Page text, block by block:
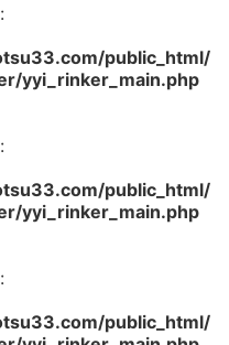
public_html/
yyi_rinker_main.php
public_html/
yyi_rinker_main.php
public_html/